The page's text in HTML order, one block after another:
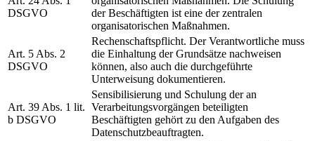
DSGVO
der Beschäftigten ist eine der zentralen
organisatorischen Maßnahmen.
Art. 5 Abs. 2
DSGVO
Rechenschaftspflicht. Der Verantwortliche muss
die Einhaltung der Grundsätze nachweisen
können, also auch die durchgeführte
Unterweisung dokumentieren.
Art. 39 Abs. 1 lit.
b DSGVO
Sensibilisierung und Schulung der an
Verarbeitungsvorgängen beteiligten
Beschäftigten gehört zu den Aufgaben des
Datenschutzbeauftragten.